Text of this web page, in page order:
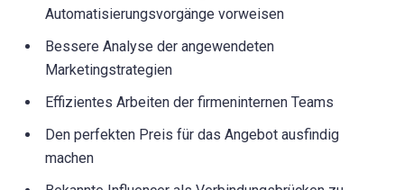
Automatisierungsvorgänge vorweisen
Bessere Analyse der angewendeten
Marketingstrategien
Effizientes Arbeiten der firmeninternen Teams
Den perfekten Preis für das Angebot ausfindig
machen